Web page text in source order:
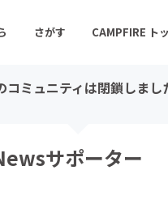
さがす CAMPFIRE ト
コミュニティは閉鎖しまし
サポーター